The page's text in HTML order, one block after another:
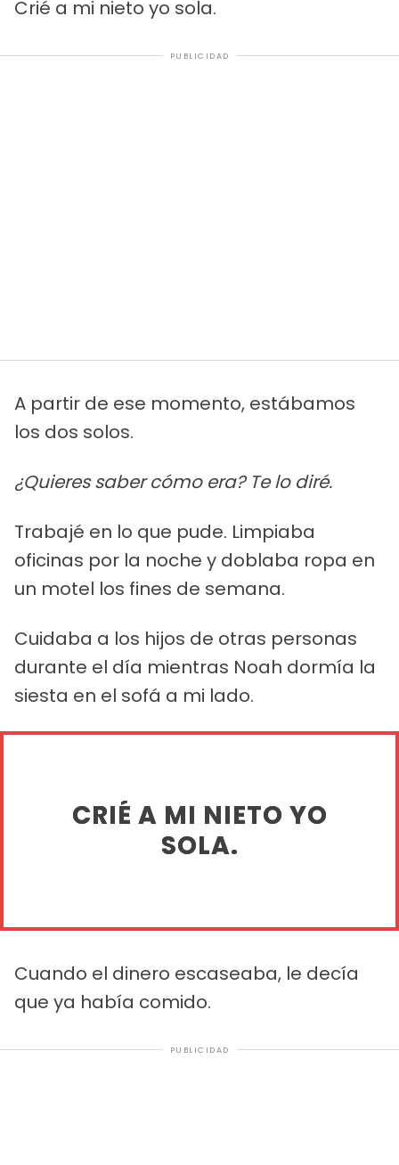
Crié a mi nieto yo sola.
PUBLICIDAD
A partir de ese momento, estábamos
los dos solos.
¿Quieres saber cómo era? Te lo diré.
Trabajé en lo que pude. Limpiaba
oficinas por la noche y doblaba ropa en
un motel los fines de semana.
Cuidaba a los hijos de otras personas
durante el día mientras Noah dormía la
siesta en el sofá a mi lado.
CRIÉ A MI NIETO YO
SOLA.
Cuando el dinero escaseaba, le decía
que ya había comido.
PUBLICIDAD